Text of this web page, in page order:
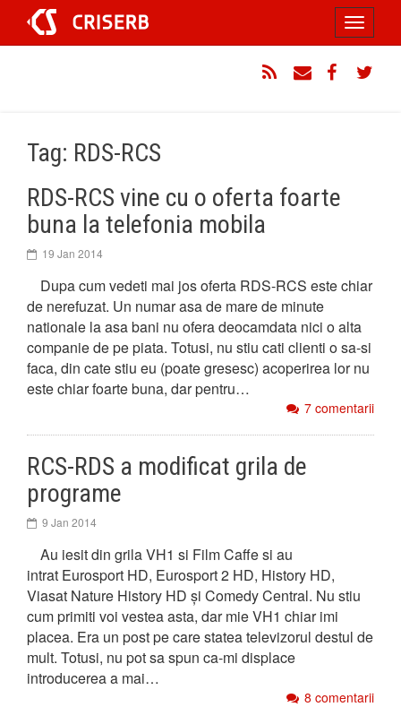
conținut
Toggle
Tag: RDS-RCS
RDS-RCS vine cu o oferta foarte
buna la telefonia mobila
19 Jan 2014
Dupa cum vedeti mai jos oferta RDS-RCS este chiar
de nerefuzat. Un numar asa de mare de minute
nationale la asa bani nu ofera deocamdata nici o alta
companie de pe piata. Totusi, nu stiu cati clienti o sa-si
faca, din cate stiu eu (poate gresesc) acoperirea lor nu
este chiar foarte buna, dar pentru…
7 comentarii
RCS-RDS a modificat grila de
programe
9 Jan 2014
Au iesit din grila VH1 si Film Caffe si au
intrat Eurosport HD, Eurosport 2 HD, History HD,
Viasat Nature History HD și Comedy Central. Nu stiu
cum primiti voi vestea asta, dar mie VH1 chiar imi
placea. Era un post pe care statea televizorul destul de
mult. Totusi, nu pot sa spun ca-mi displace
introducerea a mai…
8 comentarii